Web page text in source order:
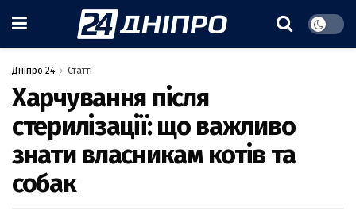
Дніпро 24 Статті
Харчування після
стерилізації: що важливо
знати власникам котів та
собак